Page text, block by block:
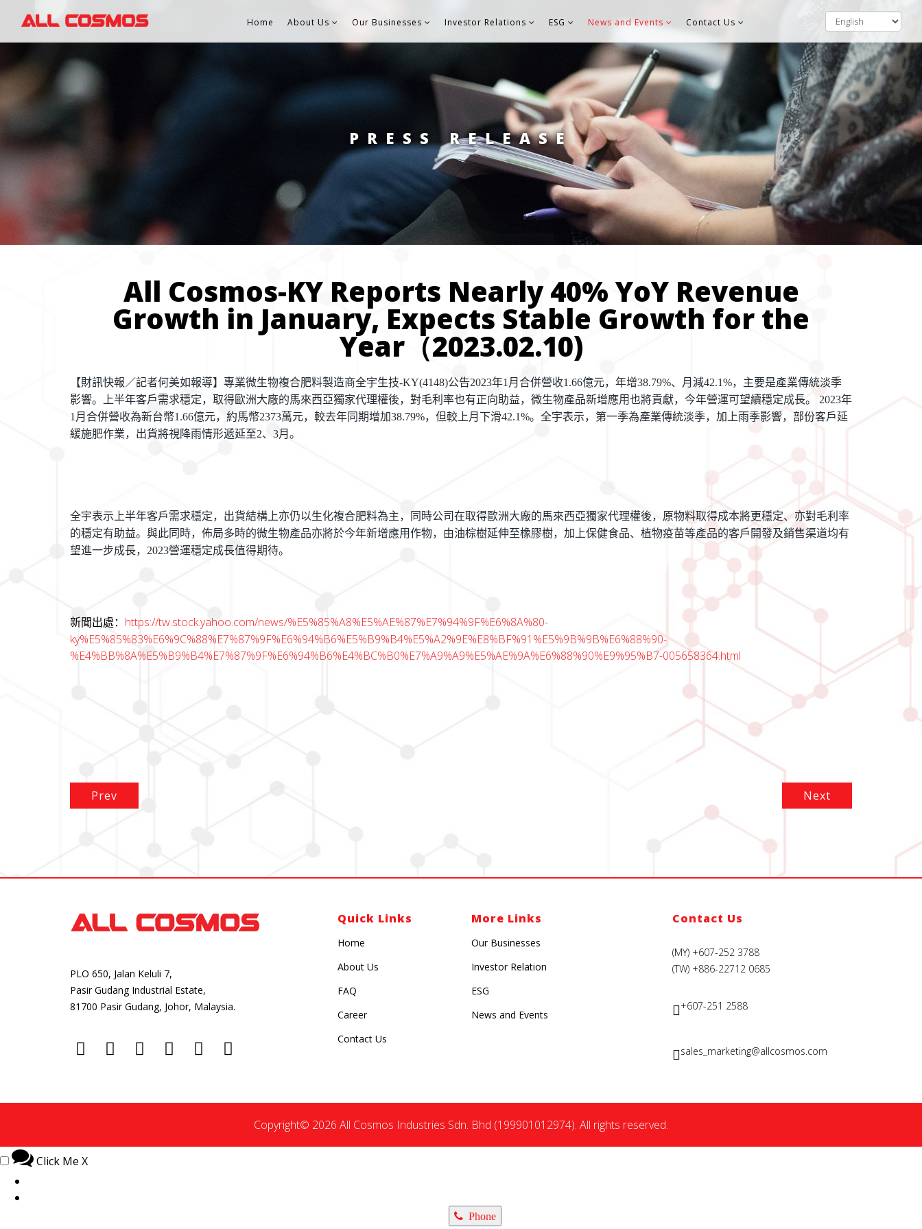
Home About Us Our Businesses Investor Relations ESG News and Events Contact Us
PRESS RELEASE
All Cosmos-KY Reports Nearly 40% YoY Revenue
Growth in January, Expects Stable Growth for the
Year（2023.02.10)
【財訊快報／記者何美如報導】專業微生物複合肥料製造商全宇生技-KY(4148)公告2023年1 月合併營收1.66億元，年增38.79%、月減42.1%，主要是產業傳統淡季
影響。上半年客戶需求穩定，取得歐洲大廠的馬來西亞獨家代理權後，對毛利率也有正向助益，微生物產品新增應用也將貢獻，今年營運可望續穩定成長。
2023年
1 月合併營收為新台幣1.66億元，約馬幣2373萬元，較去年同期增加38.79%，但較上月下滑42.1%。全宇表示，第一季為產業傳統淡季，加上雨季影響，部份客戶延
緩施肥作業，出貨將視降雨情形遞延至2、 3月。
全宇表示上半年客戶需求穩定，出貨結構上亦仍以生化複合肥料為主，同時公司在取得歐洲大廠的馬來西亞獨家代理權後，原物料取得成本將更穩定、亦對毛利率
的穩定有助益。與此同時，佈局多時的微生物產品亦將於今年新增應用作物，由油棕樹延伸至橡膠樹，加上保健食品、植物疫苗等產品的客戶開發及銷售渠道均有
望進一步成長， 2023營運穩定成長值得期待。
新聞出處： https://tw.stock.yahoo.com/news/%E5%85%A8%E5%AE%87%E7%94%9F%E6%8A%80-
ky%E5%85%83%E6%9C%88%E7%87%9F%E6%94%B6%E5%B9%B4%E5%A2%9E%E8%BF%91%E5%9B%9B%E6%88%90-
%E4%BB%8A%E5%B9%B4%E7%87%9F%E6%94%B6%E4%BC%B0%E7%A9%A9%E5%AE%9A%E6%88%90%E9%95%B7-005658364.html
Prev Next
PLO 650, Jalan Keluli 7,
Pasir Gudang Industrial Estate,
81700 Pasir Gudang, Johor, Malaysia.
Quick Links
Home
About Us
FAQ
Career
Contact Us
More Links
Our Businesses
Investor Relation
ESG
News and Events
Contact Us
(MY) +607-252 3788
(TW) +886-22712 0685
+607-251 2588
sales_marketing@allcosmos.com
Copyright© 2026 All Cosmos Industries Sdn. Bhd (199901012974). All rights reserved.
Click Me X
Phone